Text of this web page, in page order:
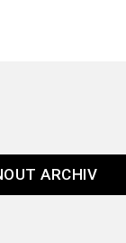
ARCHIV